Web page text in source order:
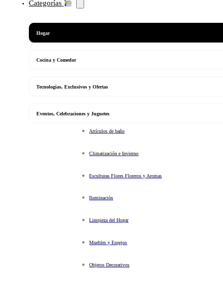
Categorías
Hogar
Cocina y Comedor
Tecnologias, Exclusivos y Ofertas
Eventos, Celebraciones y Juguetes
Artículos de baño
Climatización e Invierno
Esculturas Flores Floreros y Aromas
Iluminación
Limpieza del Hogar
Muebles y Espejos
Objetos Decorativos